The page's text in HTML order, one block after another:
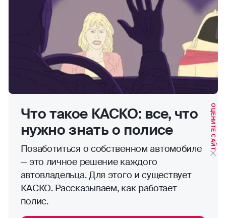
Что такое КАСКО: все, что
нужно знать о полисе
Позаботиться о собственном автомобиле
— это личное решение каждого
автовладельца. Для этого и существует
КАСКО. Рассказываем, как работает
полис.
ОЦЕНИТЕ САЙТ